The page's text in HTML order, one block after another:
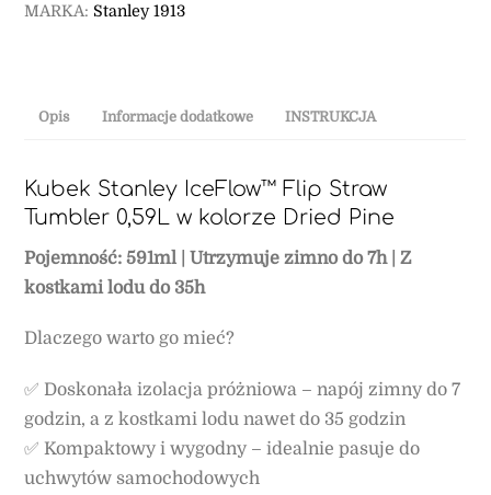
MARKA: Stanley 1913
Opis Informacje dodatkowe INSTRUKCJA
Kubek Stanley IceFlow™ Flip Straw
Tumbler 0,59L w kolorze Dried Pine
Pojemność: 591ml | Utrzymuje zimno do 7h | Z
kostkami lodu do 35h
Dlaczego warto go mieć?
✅ Doskonała izolacja próżniowa – napój zimny do 7
godzin, a z kostkami lodu nawet do 35 godzin
✅ Kompaktowy i wygodny – idealnie pasuje do
uchwytów samochodowych